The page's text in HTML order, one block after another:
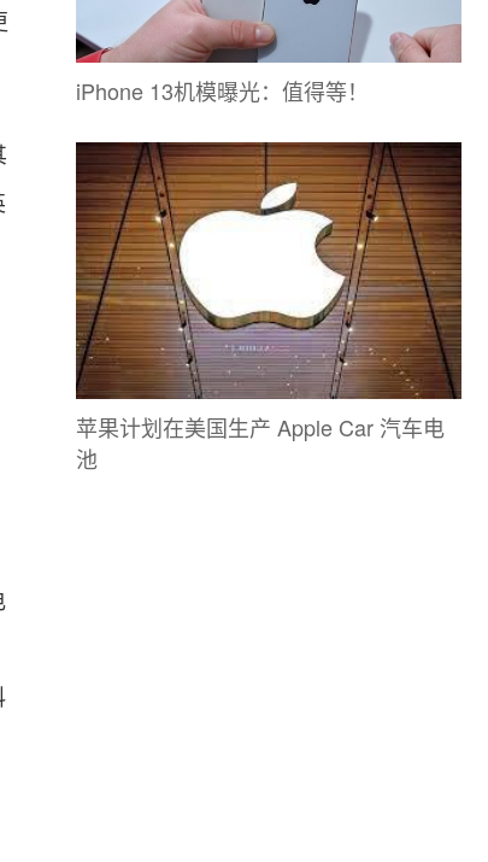
iPhone 13机模曝光：值得等！
苹果计划在美国生产 Apple Car 汽车电
池